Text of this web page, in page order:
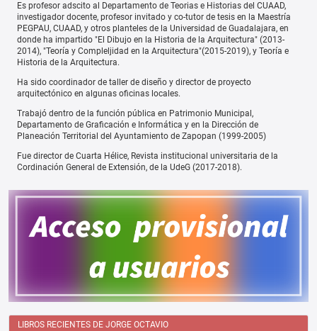
Es profesor adscito al Departamento de Teorias e Historias del CUAAD,
investigador docente, profesor invitado y co-tutor de tesis en la Maestría
PEGPAU, CUAAD, y otros planteles de la Universidad de Guadalajara, en
donde ha impartido "El Dibujo en la Historia de la Arquitectura" (2013-
2014), "Teoría y Compleljidad en la Arquitectura"(2015-2019), y Teoría e
Historia de la Arquitectura.
Ha sido coordinador de taller de diseño y director de proyecto
arquitectónico en algunas oficinas locales.
Trabajó dentro de la función pública en Patrimonio Municipal,
Departamento de Graficación e Informática y en la Dirección de
Planeación Territorial del Ayuntamiento de Zapopan (1999-2005)
Fue director de Cuarta Hélice, Revista institucional universitaria de la
Cordinación General de Extensión, de la UdeG (2017-2018).
LIBROS RECIENTES DE JORGE OCTAVIO